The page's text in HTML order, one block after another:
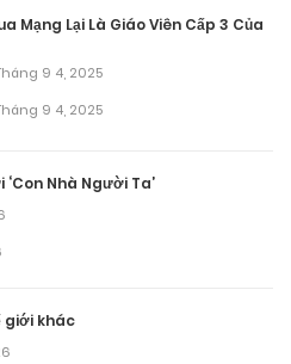
Mạng Lại Là Giáo Viên Cấp 3 Của
9 4, 2025
9 4, 2025
Nhà Người Ta’
giới khác